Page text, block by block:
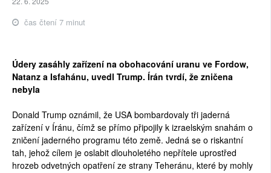
čas čtení 7 minut
Údery zasáhly zařízení na obohacování uranu ve Fordow,
Natanz a Isfahánu, uvedl Trump. Írán tvrdí, že zničena
nebyla
Donald Trump oznámil, že USA bombardovaly tři jaderná
zařízení v Íránu, čímž se přímo připojily k izraelským snahám o
zničení jaderného programu této země. Jedná se o riskantní
tah, jehož cílem je oslabit dlouholetého nepřítele uprostřed
hrozeb odvetných opatření ze strany Teheránu, které by mohly